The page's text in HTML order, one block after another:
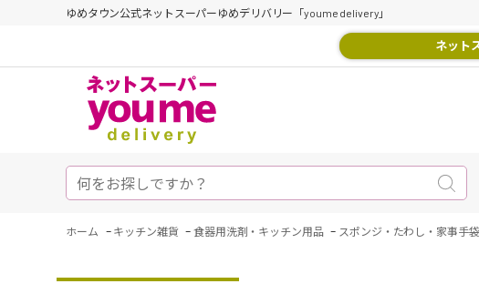
ゆめタウン公式ネットスーパーゆめデリバリー「youme delivery」
ネット
ホーム - キッチン雑貨 -食器用洗剤・キッチン用品 - スポンジ・たわし・家事手袋